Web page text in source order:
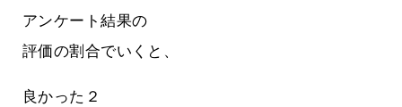
アンケート結果の
評価の割合でいくと、
良かった２